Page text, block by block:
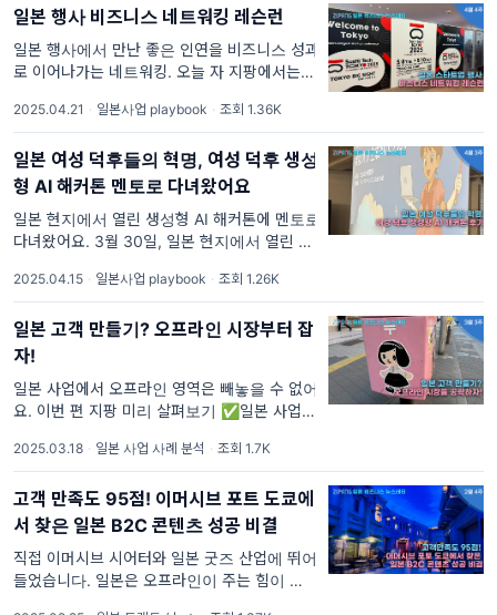
러레이터 기업 YJ Inc.(
일본 행사 비즈니스 네트워킹 레슨런
일본 행사에서 만난 좋은 인연을 비즈니스 성과
로 이어나가는 네트워킹. 오늘 자 지팡에서는
이어나갈 수 있었던 네트워킹 방법을 공유하려
고 해요. 이번 편 지팡 미리 읽어보기
2025.04.21 · 일본사업 playbook · 조회 1.36K
일본 여성 덕후들의 혁명, 여성 덕후 생성
형 AI 해커톤 멘토로 다녀왔어요
일본 현지에서 열린 생성형 AI 해커톤에 멘토로
다녀왔어요. 3월 30일, 일본 현지에서 열린 여
번 주 지팡 4줄 요약
2025.04.15 · 일본사업 playbook · 조회 1.26K
일본 고객 만들기? 오프라인 시장부터 잡
자!
일본 사업에서 오프라인 영역은 빼놓을 수 없어
요. 이번 편 지팡 미리 살펴보기 ✅일본 사업할
내 인지도), 고객의 충성도, 사업 고도화 ✅IT
업계(AI, SaaS 등) / 콘텐츠
2025.03.18 · 일본 사업 사례 분석 · 조회 1.7K
고객 만족도 95점! 이머시브 포트 도쿄에
서 찾은 일본 B2C 콘텐츠 성공 비결
직접 이머시브 시어터와 일본 굿즈 산업에 뛰어
들었습니다. 일본은 오프라인이 주는 힘이 큰